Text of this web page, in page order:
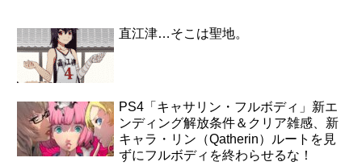
直江津…そこは聖地。
PS4「キャサリン・フルボディ」新エ
ンディング解放条件＆クリア雑感、新
キャラ・リン（Qatherin）ルートを見
ずにフルボディを終わらせるな！